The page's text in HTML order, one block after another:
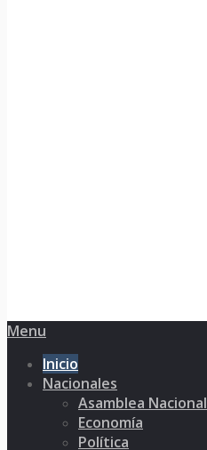
Menu
Inicio
Nacionales
Asamblea Nacional
Economía
Política